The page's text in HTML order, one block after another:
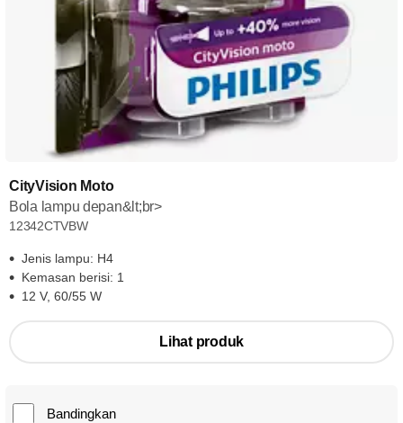
CityVision Moto
Bola lampu depan&lt;br>
12342CTVBW
Jenis lampu: H4
Kemasan berisi: 1
12 V, 60/55 W
Lihat produk
Bandingkan